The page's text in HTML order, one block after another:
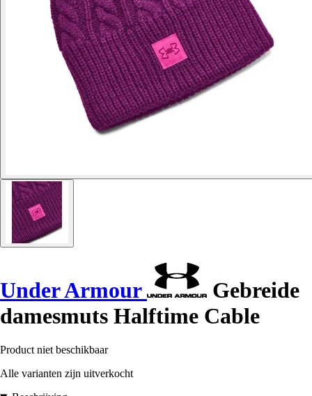
Under Armour
Gebreide
damesmuts Halftime Cable
Product niet beschikbaar
Alle varianten zijn uitverkocht